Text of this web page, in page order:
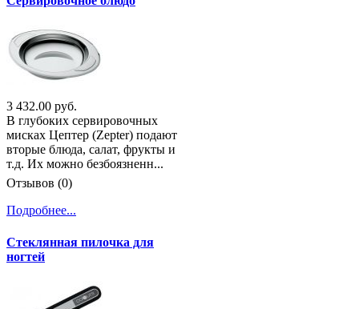
3 432.00 руб.
В глубоких сервировочных
мисках Цептер (Zepter) подают
вторые блюда, салат, фрукты и
т.д. Их можно безбоязненн...
Отзывов (0)
Подробнее...
Стеклянная пилочка для
ногтей